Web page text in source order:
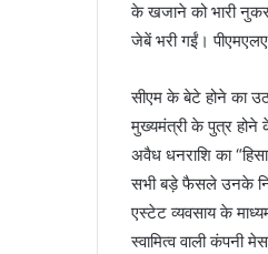
के खजाने को भारी
जेबें भरी गईं।
सीएम के बेटे होने का
मुख्यमंत्री के पुत्र होने
अवैध धनराशि का
सभी बड़े फैसले उनके
एस्टेट व्यवसाय के
स्वामित्व वाली कंपनी